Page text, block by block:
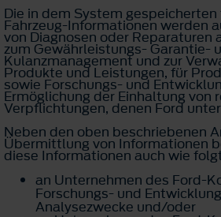
Die in dem System
Fahrzeug-Informationen werden
von Diagnosen oder Reparaturen
zum Gewährleistungs- Garantie-
Kulanzmanagement und zur
Produkte und Leistungen, für
sowie Forschungs- und
Ermöglichung der Einhaltung von
Verpflichtungen, denen Ford
Neben den oben beschriebenen
Übermittlung von Informationen
diese Informationen auch wie
an Unternehmen des Ford-
Forschungs- und
Analysezwecke und/oder